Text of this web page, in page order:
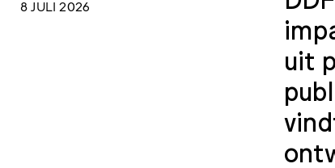
8 JULI 2026
uit